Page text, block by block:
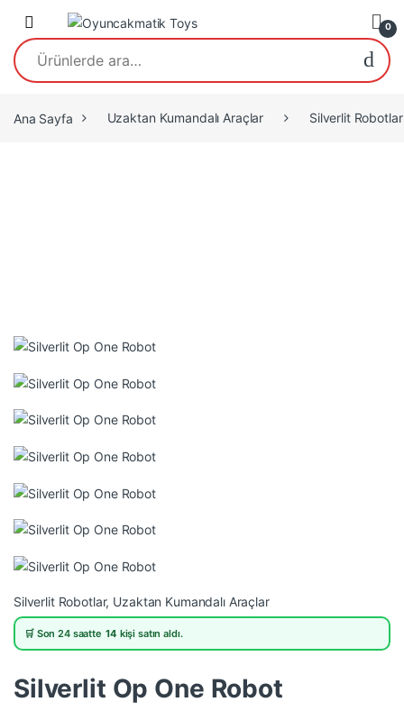
Open 0
Ara:
Ana Sayfa Uzaktan Kumandalı Araçlar Silverlit Robotlar
Silverlit Robotlar, Uzaktan Kumandalı Araçlar
🛒 Son 24 saatte 14 kişi satın aldı.
Silverlit Op One Robot